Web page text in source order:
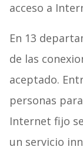
acceso a
En 13
de las
aceptado.
personas
Internet fijo
un servicio